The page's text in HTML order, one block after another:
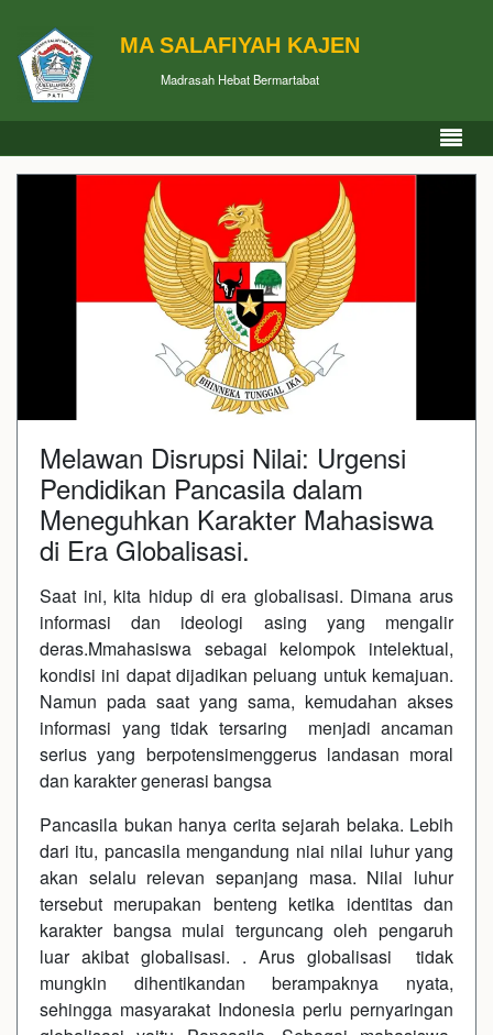
MA SALAFIYAH KAJEN
Madrasah Hebat Bermartabat
Melawan Disrupsi Nilai: Urgensi
Pendidikan Pancasila dalam
Meneguhkan Karakter Mahasiswa
di Era Globalisasi.
Saat ini, kita hidup di era globalisasi. Dimana arus
informasi dan ideologi asing yang mengalir
deras.Mmahasiswa sebagai kelompok intelektual,
kondisi ini dapat dijadikan peluang untuk kemajuan.
Namun pada saat yang sama, kemudahan akses
informasi yang tidak tersaring menjadi ancaman
serius yang berpotensimenggerus landasan moral
dan karakter generasi bangsa
Pancasila bukan hanya cerita sejarah belaka. Lebih
dari itu, pancasila mengandung niai nilai luhur yang
akan selalu relevan sepanjang masa. Nilai luhur
tersebut merupakan benteng ketika identitas dan
karakter bangsa mulai terguncang oleh pengaruh
luar akibat globalisasi. . Arus globalisasi tidak
mungkin dihentikandan berampaknya nyata,
sehingga masyarakat Indonesia perlu pernyaringan